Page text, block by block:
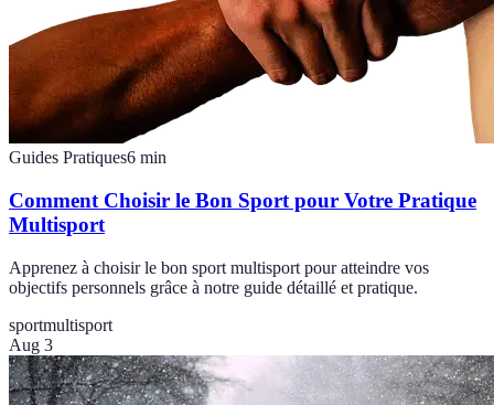
Guides Pratiques6 min
Comment Choisir le Bon Sport pour Votre Pratique
Multisport
Apprenez à choisir le bon sport multisport pour atteindre vos
objectifs personnels grâce à notre guide détaillé et pratique.
sportmultisport
Aug 3